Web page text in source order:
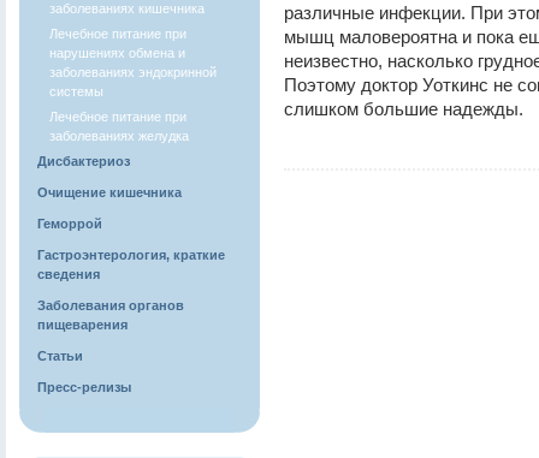
заболеваниях кишечника
Лечебное питание при
нарушениях обмена и
заболеваниях эндокринной
системы
Лечебное питание при
заболеваниях желудка
Дисбактериоз
Очищение кишечника
Геморрой
Гастроэнтерология, краткие
сведения
Заболевания органов
пищеварения
Статьи
Пресс-релизы
различные инфекции. При
мышц маловероятна и пока
неизвестно, насколько
Поэтому доктор Уоткинс не
слишком большие надежды.